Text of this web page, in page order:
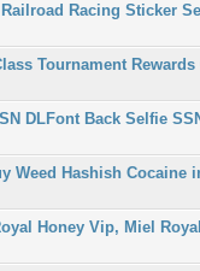
Racing Sticker
0/5 - 0 oy
12345
Tournament Rewards
0/5 - 0 oy
12345
DLFont Back Selfie
0/5 - 0 oy
1 2345
Weed Hashish Cocaine
0/5 - 0 oy
12345
Honey Vip, Miel
0/5 - 0 oy
1 2345